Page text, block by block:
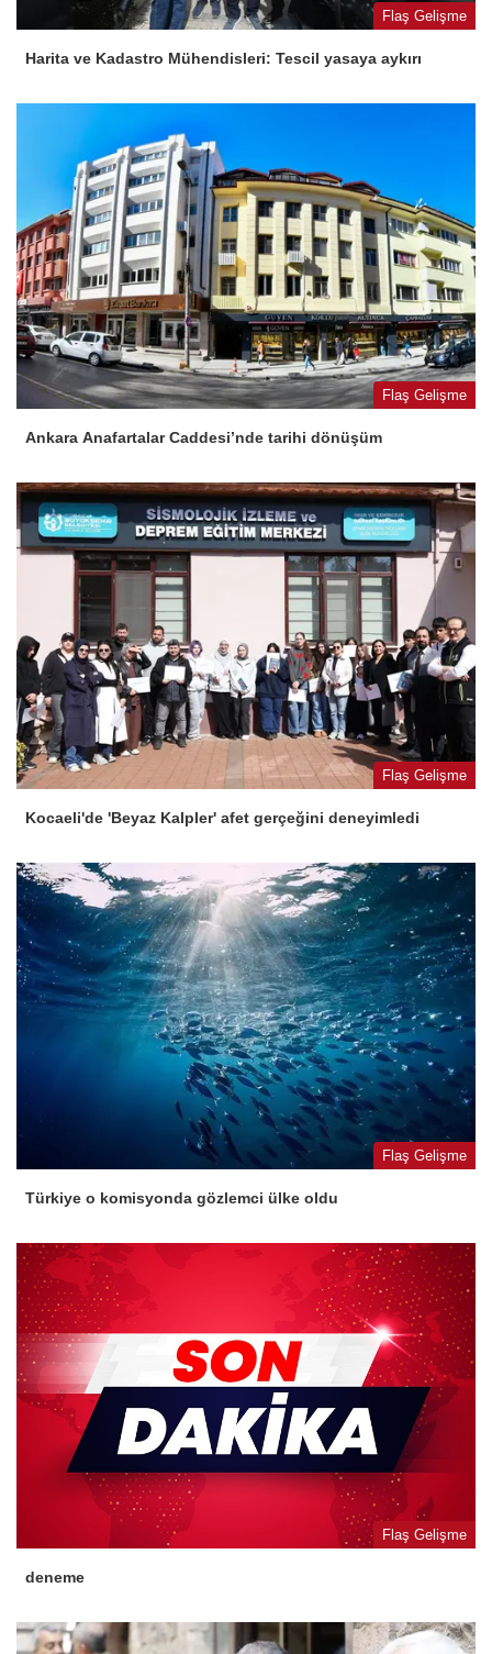
Flaş Gelişme
Harita ve Kadastro Mühendisleri: Tescil yasaya aykırı
Flaş Gelişme
Ankara Anafartalar Caddesi’nde tarihi dönüşüm
Flaş Gelişme
Kocaeli'de 'Beyaz Kalpler' afet gerçeğini deneyimledi
Flaş Gelişme
Türkiye o komisyonda gözlemci ülke oldu
Flaş Gelişme
deneme